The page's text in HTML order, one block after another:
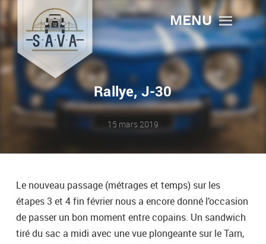
MENU
Rallye, J-30
15 mars 2019
Le nouveau passage (métrages et temps) sur les
étapes 3 et 4 fin février nous a encore donné l’occasion
de passer un bon moment entre copains. Un sandwich
tiré du sac a midi avec une vue plongeante sur le Tarn,